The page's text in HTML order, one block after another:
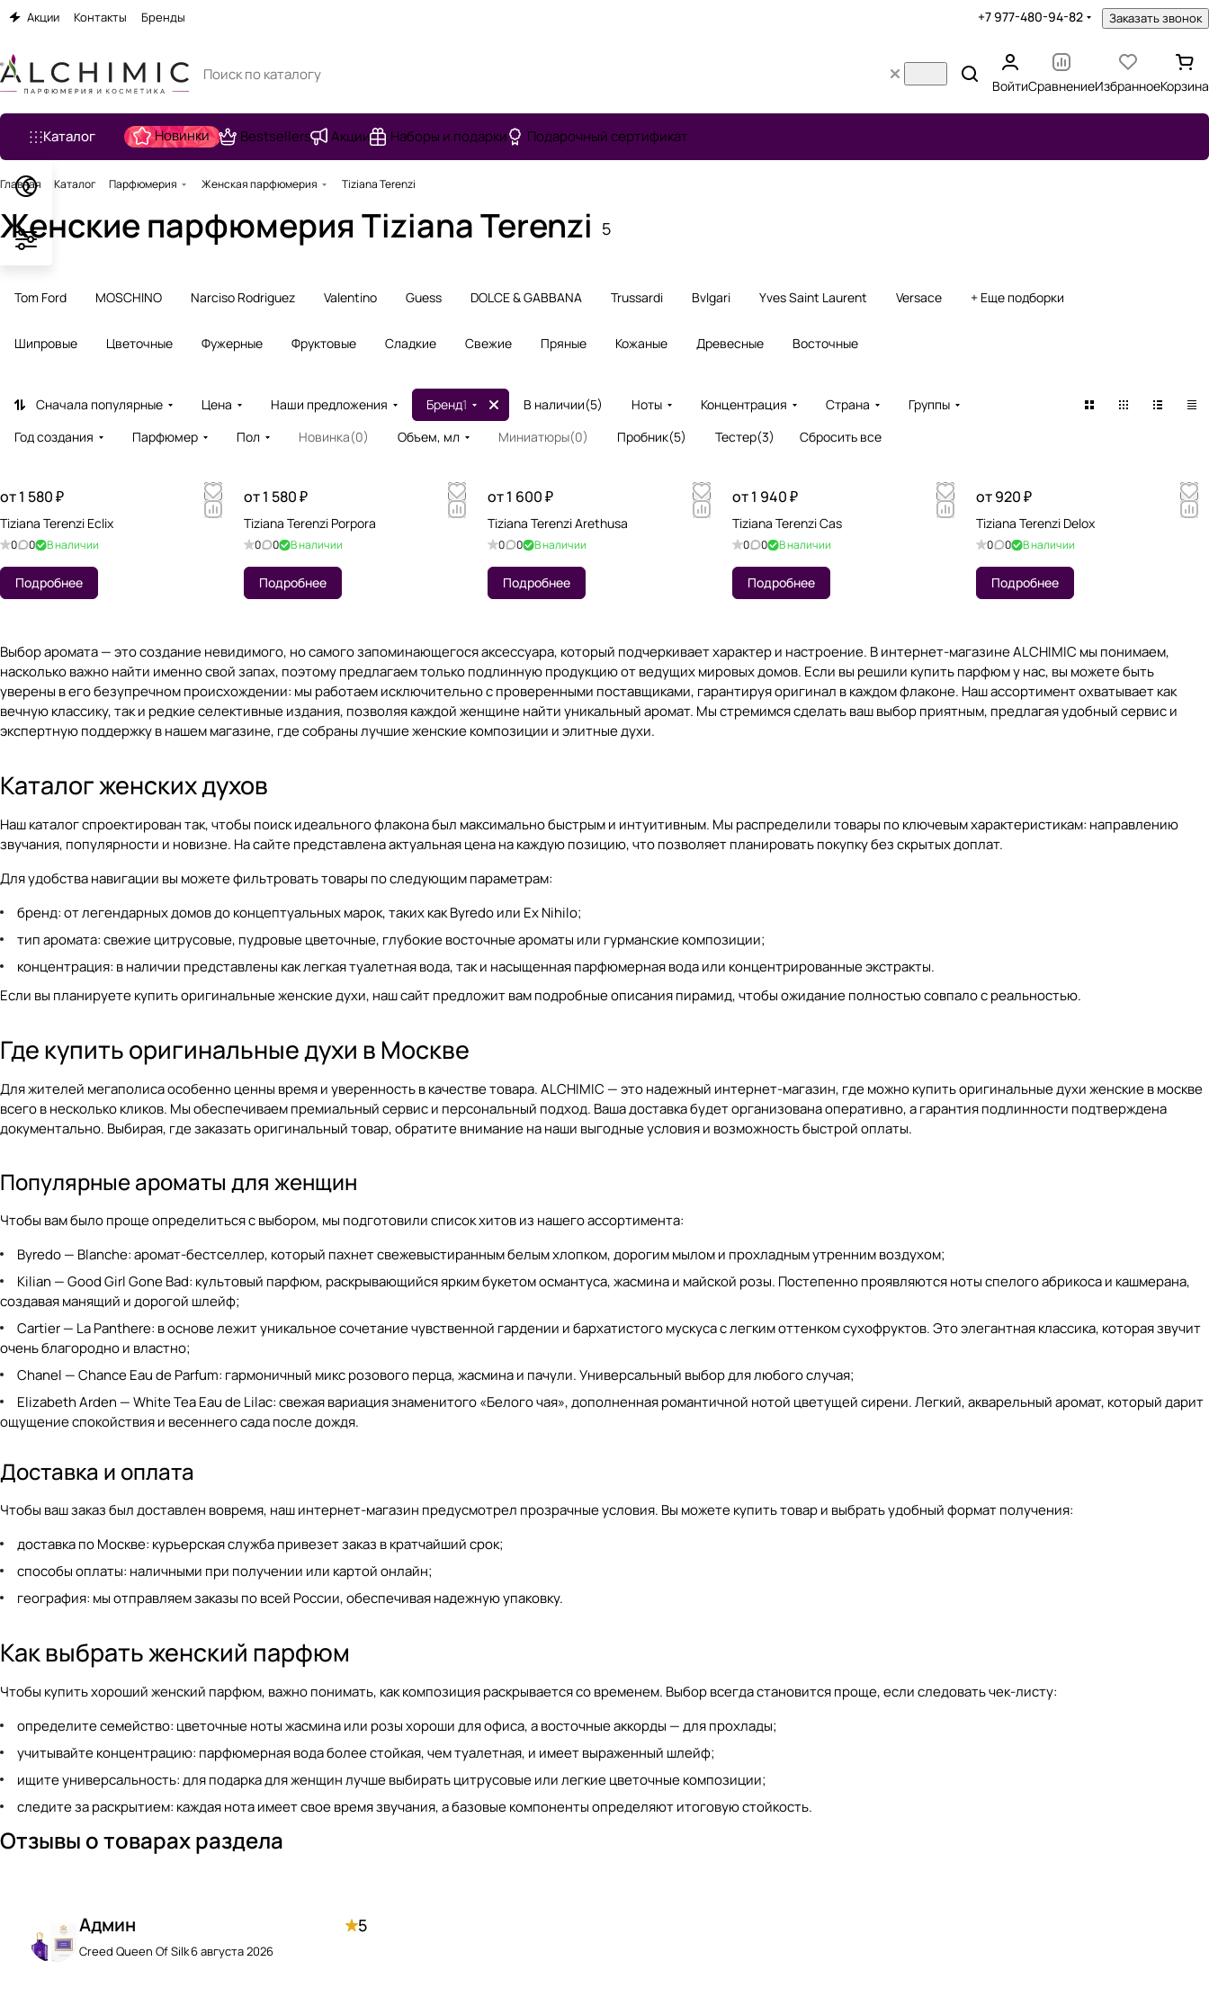
Акции Контакты Бренды +7 977-480-94-82 Заказать звонок
ВойтиСравнениеИзбранноеКорзина
Каталог Новинки Bestsellers Акции Наборы и подарки Подарочный сертификат
Главная Каталог Парфюмерия Женская парфюмерия Tiziana Terenzi
Женские парфюмерия Tiziana Terenzi 5
Tom Ford MOSCHINO Narciso Rodriguez Valentino Guess DOLCE & GABBANA Trussardi Bvlgari Yves Saint Laurent Versace + Еще подборки
Шипровые Цветочные Фужерные Фруктовые Сладкие Свежие Пряные Кожаные Древесные Восточные
Сначала популярные Цена Наши предложения Бренд1 В наличии(5) Ноты Концентрация Страна
Группы
Год создания
Парфюмер Пол Новинка(0) Объем, мл Миниатюры(0) Пробник(5) Тестер(3) Сбросить все
от 1 580 ₽
Tiziana Terenzi Eclix
0 0 В наличии
Подробнее
от 1 580 ₽
Tiziana Terenzi Porpora
0 0 В наличии
Подробнее
от 1 600 ₽
Tiziana Terenzi Arethusa
0 0 В наличии
Подробнее
от 1 940 ₽
Tiziana Terenzi Cas
0 0 В наличии
Подробнее
от 920 ₽
Tiziana Terenzi Delox
0 0 В наличии
Подробнее
Выбор аромата — это создание невидимого, но самого запоминающегося аксессуара, который подчеркивает характер и настроение. В интернет-магазине ALCHIMIC мы понимаем,
насколько важно найти именно свой запах, поэтому предлагаем только подлинную продукцию от ведущих мировых домов. Если вы решили купить парфюм у нас, вы можете быть
уверены в его безупречном происхождении: мы работаем исключительно с проверенными поставщиками, гарантируя оригинал в каждом флаконе. Наш ассортимент охватывает как
вечную классику, так и редкие селективные издания, позволяя каждой женщине найти уникальный аромат. Мы стремимся сделать ваш выбор приятным, предлагая удобный сервис и
экспертную поддержку в нашем магазине, где собраны лучшие женские композиции и элитные духи.
Каталог женских духов
Нашкаталогспроектирован так, чтобы поиск идеального флакона был максимально быстрым и интуитивным. Мы распределили товары по ключевым характеристикам: направлению
звучания, популярности и новизне. На сайте представлена актуальная цена на каждую позицию, что позволяет планировать покупку без скрытых доплат.
Для удобства навигации вы можете фильтровать товары по следующим параметрам:
бренд: от легендарных домов до концептуальных марок, таких как Byredo или Ex Nihilo;
тип аромата: свежие цитрусовые, пудровые цветочные, глубокиевосточные ароматы или гурманские композиции;
концентрация: в наличии представлены как легкая туалетная вода, так и насыщенная парфюмерная вода или концентрированные экстракты.
Если вы планируете купить оригинальные женские духи, наш сайт предложит вам подробные описания пирамид, чтобы ожидание полностью совпало с реальностью.
Где купить оригинальные духи в Москве
Для жителей мегаполиса особенно ценны время и уверенность в качестве товара. ALCHIMIC — это надежный интернет-магазин, где можно купить оригинальные духи женские в москве
всего в несколько кликов. Мы обеспечиваем премиальный сервис и персональный подход. Ваша доставка будет организована оперативно, а гарантия подлинности подтверждена
документально. Выбирая, где заказать оригинальный товар, обратите внимание на наши выгодные условия и возможность быстрой оплаты.
Популярные ароматы для женщин
Чтобы вам было проще определиться с выбором, мы подготовили список хитов из нашего ассортимента:
Byredo — Blanche: аромат-бестселлер, который пахнет свежевыстиранным белым хлопком, дорогим мылом и прохладным утренним воздухом;
Kilian — Good Girl Gone Bad: культовый парфюм, раскрывающийся ярким букетом османтуса, жасмина и майской розы. Постепенно проявляются ноты спелого абрикоса и кашмерана,
создавая манящий и дорогой шлейф;
Cartier — La Panthere: в основе лежит уникальное сочетание чувственной гардении и бархатистого мускуса с легким оттенком сухофруктов. Это элегантная классика, которая звучит
очень благородно и властно;
Chanel — Chance Eau de Parfum: гармоничный микс розового перца, жасмина и пачули. Универсальный выбор для любого случая;
Elizabeth Arden — White Tea Eau de Lilac: свежая вариация знаменитого «Белого чая», дополненная романтичной нотой цветущей сирени. Легкий, акварельный аромат, который дарит
ощущение спокойствия и весеннего сада после дождя.
Доставка и оплата
Чтобы ваш заказ был доставлен вовремя, наш интернет-магазин предусмотрел прозрачные условия. Вы можете купить товар и выбрать удобный формат получения:
доставка по Москве: курьерская служба привезет заказ в кратчайший срок;
способы оплаты: наличными при получении или картой онлайн;
география: мы отправляем заказы по всей России, обеспечивая надежную упаковку.
Как выбрать женский парфюм
Чтобы купить хороший женский парфюм, важно понимать, как композиция раскрывается со временем. Выбор всегда становится проще, если следовать чек-листу:
определите семейство: цветочные ноты жасмина или розы хороши для офиса, а восточные аккорды — для прохлады;
учитывайте концентрацию: парфюмерная вода более стойкая, чем туалетная, и имеет выраженный шлейф;
ищите универсальность: для подарка для женщин лучше выбирать цитрусовые или легкие цветочные композиции;
следите за раскрытием: каждая нота имеет свое время звучания, а базовые компоненты определяют итоговую стойкость.
Отзывы о товарах раздела
Админ 5
Creed Queen Of Silk6 августа 2026